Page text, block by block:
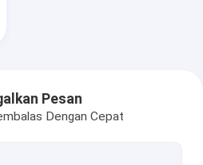
Pesan
Dengan Cepat